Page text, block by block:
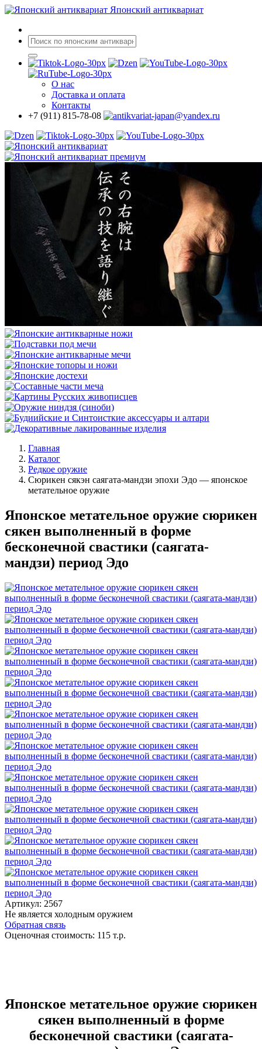
Японский антиквариат
О нас
Доставка и оплата
Контакты
+7 (911) 815-78-08
Главная
Каталог
Редкое оружие
Сюрикен сякэн саягата-мандзи эпохи Эдо — японское
метательное оружие
Японское метательное оружие сюрикен
сякен выполненный в форме
бесконечной свастики (саягата-
мандзи) период Эдо
Артикул: 2567
Не является холодным оружием
Обратная связь
Оценочная стоимость: 115 т.р.
Японское метательное оружие сюрикен
сякен выполненный в форме
бесконечной свастики (саягата-